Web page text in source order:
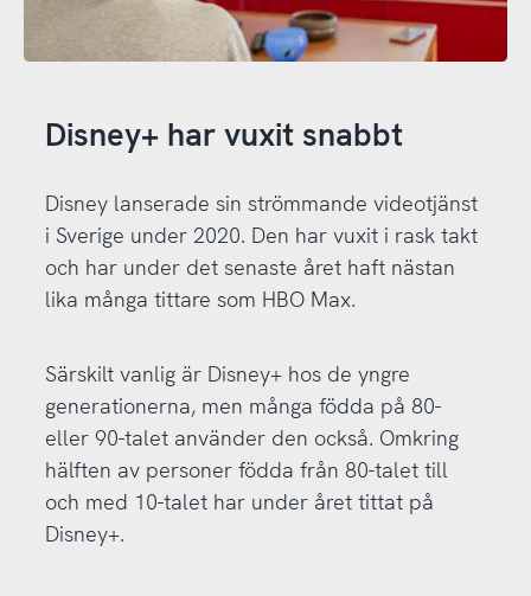
Disney+ har vuxit snabbt
Disney lanserade sin strömmande videotjänst
i Sverige under 2020. Den har vuxit i rask takt
och har under det senaste året haft nästan
lika många tittare som HBO Max.
Särskilt vanlig är Disney+ hos de yngre
generationerna, men många födda på 80-
eller 90-talet använder den också. Omkring
hälften av personer födda från 80-talet till
och med 10-talet har under året tittat på
Disney+.